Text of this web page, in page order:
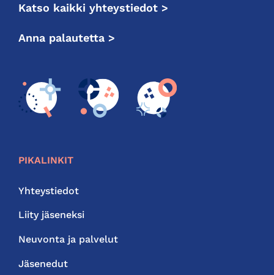
Katso kaikki yhteystiedot >
Anna palautetta >
PIKALINKIT
Yhteystiedot
Liity jäseneksi
Neuvonta ja palvelut
Jäsenedut